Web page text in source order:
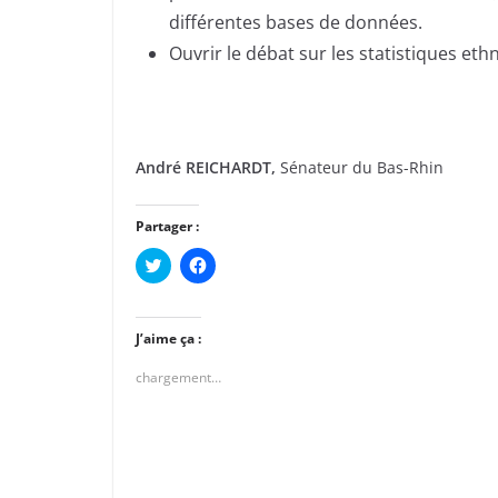
différentes bases de données.
Ouvrir le débat sur les statistiques
André REICHARDT, Sénateur du Bas-Rhin
Partager :
C
l
u
e
z
o
C
l
o
J’aime ça :
chargement…